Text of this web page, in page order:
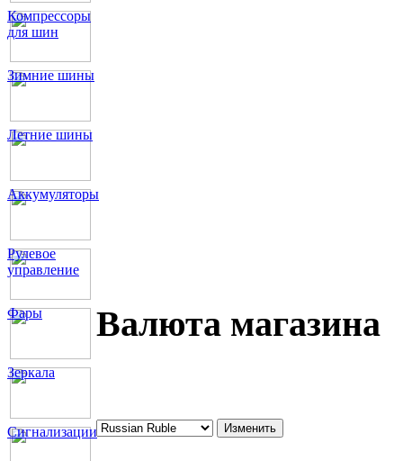
Компрессоры
для шин
Зимние шины
Летние шины
Аккумуляторы
Рулевое
управление
Фары
Зеркала
Сигнализации
Валюта магазина